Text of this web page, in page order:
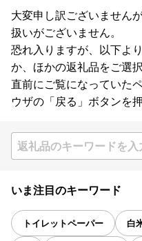
大変申し訳ございません
扱いがございません。
恐れ入りますが、以下よ
か、ほかの返礼品をご選択
直前にご覧になっていた
ウザの「戻る」ボタンを
いま注目のキーワード
トイレットペーパー 白